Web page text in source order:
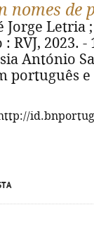
nomes de
Jorge
RVJ, 2023.
António
português e